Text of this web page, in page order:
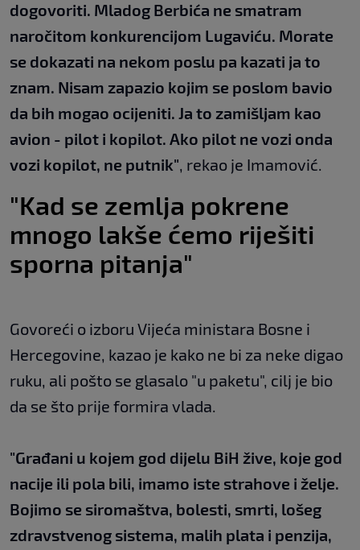
dogovoriti. Mladog Berbića ne smatram
naročitom konkurencijom Lugaviću. Morate
se dokazati na nekom poslu pa kazati ja to
znam. Nisam zapazio kojim se poslom bavio
da bih mogao ocijeniti. Ja to zamišljam kao
avion - pilot i kopilot. Ako pilot ne vozi onda
vozi kopilot, ne putnik", rekao je Imamović.
"Kad se zemlja pokrene
mnogo lakše ćemo riješiti
sporna pitanja"
Govoreći o izboru Vijeća ministara Bosne i
Hercegovine, kazao je kako ne bi za neke digao
ruku, ali pošto se glasalo "u paketu", cilj je bio
da se što prije formira vlada.
"Građani u kojem god dijelu BiH žive, koje god
nacije ili pola bili, imamo iste strahove i želje.
Bojimo se siromaštva, bolesti, smrti, lošeg
zdravstvenog sistema, malih plata i penzija,